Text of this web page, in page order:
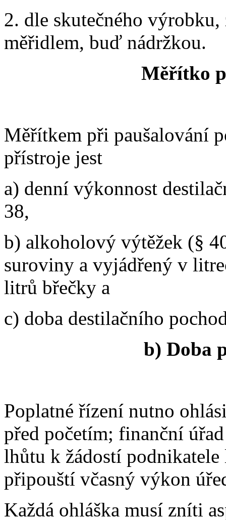
2. dle skutečného
měřidlem, buď nádržkou.
Měřítko
Měřítkem při paušalování
přístroje jest
a) denní výkonnost
38,
b) alkoholový výtěžek (§
suroviny a vyjádřený v
litrů břečky a
c) doba destilačního
b) Doba
Poplatné řízení nutno
před početím; finanční
lhůtu k žádostí
připouští včasný výkon
Každá ohláška musí zníti